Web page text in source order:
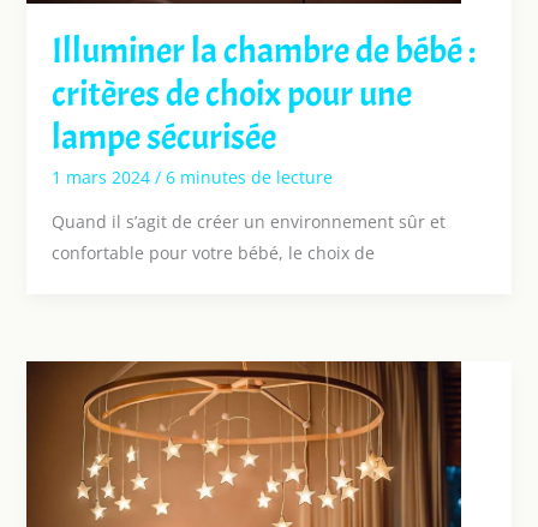
Illuminer la chambre de bébé :
critères de choix pour une
lampe sécurisée
1 mars 2024 / 6 minutes de lecture
Quand il s’agit de créer un environnement sûr et
confortable pour votre bébé, le choix de